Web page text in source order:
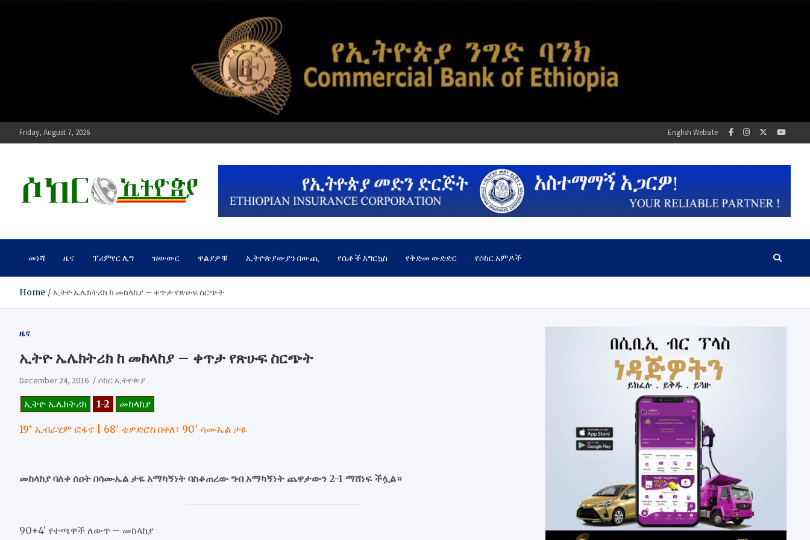
Friday, August 7, 2026 English Website
ሶከር ኢትዮጵያ
መነሻ ዜና ፕሪምየር ሊግ ዝውውር ዋልያዎቹ ኢትዮጵያውያን በውጪ የሴቶች እግርኳስ የቅድመ ውድድር የሶከር አምዶች
Home ኢትዮ ኤሌክትሪክ ከ መከላከያ – ቀጥታ የጽሁፍ ስርጭት
ዜና
ኢትዮ ኤሌክትሪክ ከ መከላከያ – ቀጥታ የጽሁፍ ስርጭት
December 24, 2016 ሶከር ኢትዮጵያ
ኢትዮ ኤሌክትሪክ 1-2 መከላከያ
19′ ኢብራሂም ፎፋኖ | 68′ ቴዎድሮስ በቀለ፣ 90′ ሳሙኤል ታዬ
መከላከያ ባለቀ ሰዐት በሳሙኤል ታዬ አማካኝነት ባስቆጠረው ግብ አማካኝነት ጨዋታውን 2-1 ማሸነፍ ችሏል።
90+4′ የተጫዋች ለውጥ – መከላከያ